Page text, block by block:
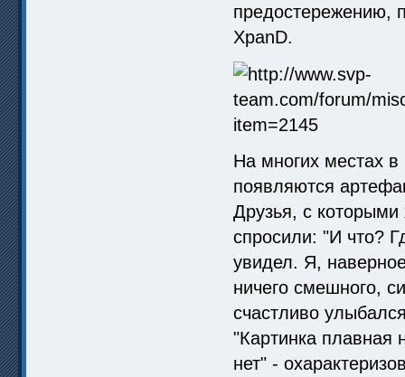
предостережению,
XpanD.
На многих местах
появляются
Друзья, с которыми
спросили: "И что?
увидел. Я,
ничего смешного,
счастливо
"Картинка плавная
нет" -